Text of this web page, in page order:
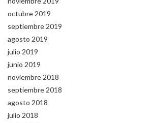
octubre 2019
septiembre 2019
agosto 2019
julio 2019
junio 2019
noviembre 2018
septiembre 2018
agosto 2018
julio 2018